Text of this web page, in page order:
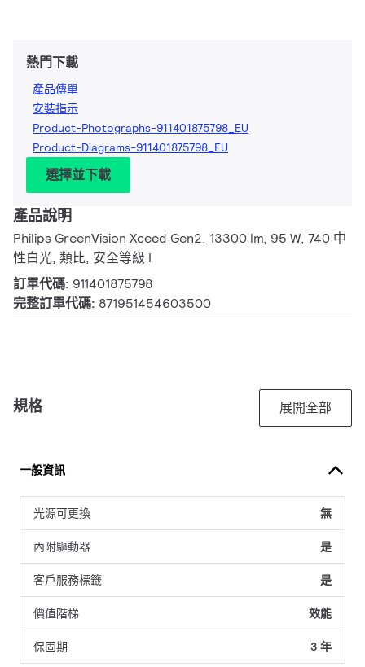
熱門下載
產品傳單
安裝指示
Product-Photographs-911401875798_EU
Product-Diagrams-911401875798_EU
選擇並下載
產品說明
Philips GreenVision Xceed Gen2, 13300 lm, 95 W, 740 中
性白光, 類比, 安全等級 I
訂單代碼: 911401875798
完整訂單代碼: 871951454603500
規格 展開全部
一般資訊
光源可更換 無
內附驅動器 是
客戶服務標籤 是
價值階梯 效能
保固期 3 年